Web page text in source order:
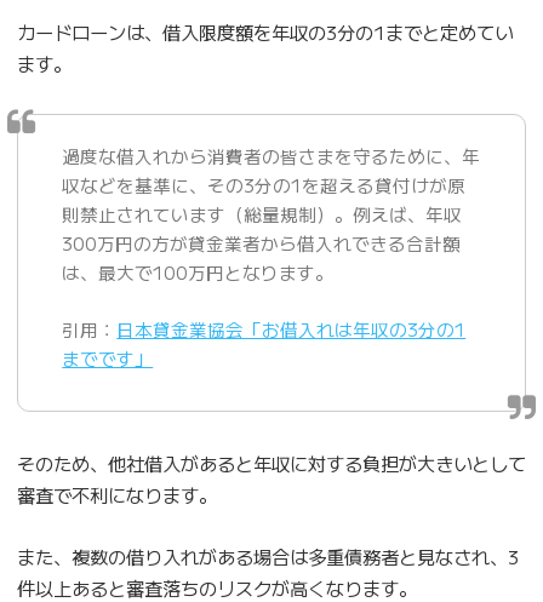
カードローンは、借入限度額を年収の3分の1までと定めてい
ます。
過度な借入れから消費者の皆さまを守るために、年
収などを基準に、その3分の1を超える貸付けが原
則禁止されています（総量規制）。例えば、年収
300万円の方が貸金業者から借入れできる合計額
は、最大で100万円となります。
引用： 日本貸金業協会「お借入れは年収の3分の1
までです」
そのため、他社借入があると年収に対する負担が大きいとして
審査で不利になります。
また、複数の借り入れがある場合は多重債務者と見なされ、3
件以上あると審査落ちのリスクが高くなります。